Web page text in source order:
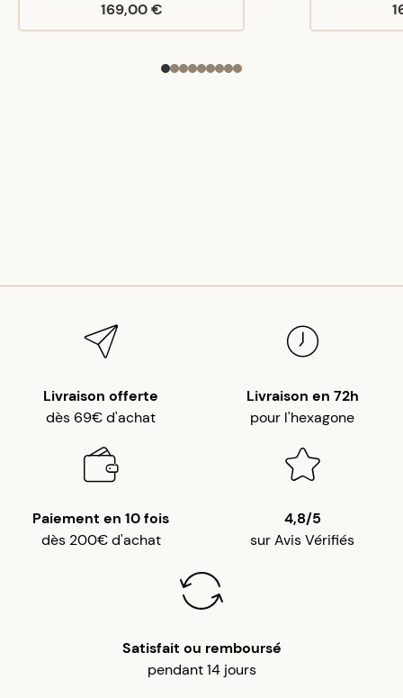
169,00 €
Livraison offerte
dès 69€ d'achat
Livraison en 72h
pour l'hexagone
Paiement en 10 fois
dès 200€ d'achat
4,8/5
sur Avis Vérifiés
Satisfait ou remboursé
pendant 14 jours